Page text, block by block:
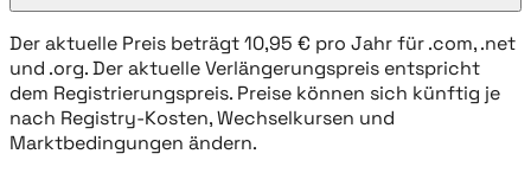
Der aktuelle Preis beträgt 10,95 € pro Jahr für .com, .net
und .org. Der aktuelle Verlängerungspreis entspricht
dem Registrierungspreis. Preise können sich künftig je
nach Registry-Kosten, Wechselkursen und
Marktbedingungen ändern.